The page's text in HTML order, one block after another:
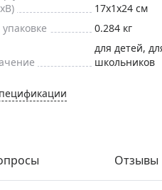
Экшн-
17x1x24 см
0.284 кг
для детей,
школьников
Отзывы